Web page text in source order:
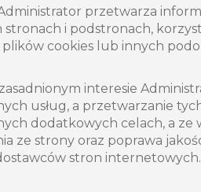
przetwarza
i podstronach,
cookies lub innych
interesie
usług, a przetwarzanie
dodatkowych celach, a
ze strony oraz poprawa
stron internetowych.